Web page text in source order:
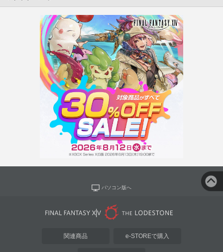
パソコン版へ
関連商品 e-STOREで購入